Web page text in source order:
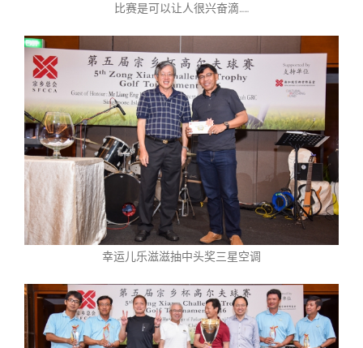
比赛是可以让人很兴奋滴……
幸运儿乐滋滋抽中头奖三星空调